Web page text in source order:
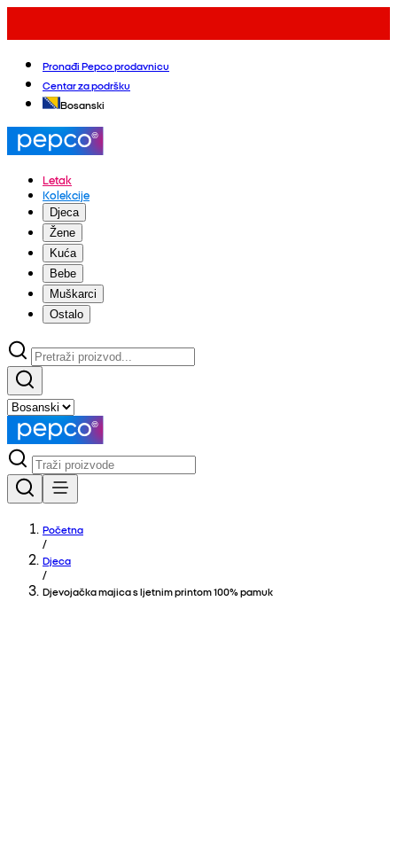
Pronađi Pepco prodavnicu
Centar za podršku
Bosanski
Letak
Kolekcije
Djeca
Žene
Kuća
Bebe
Muškarci
Ostalo
Početna
/
Djeca
/
Djevojačka majica s ljetnim printom 100% pamuk